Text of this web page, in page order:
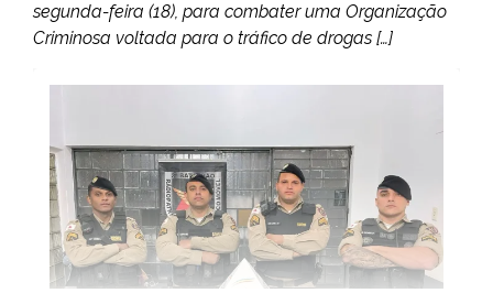
segunda-feira (18), para combater uma Organização
Criminosa voltada para o tráfico de drogas […]